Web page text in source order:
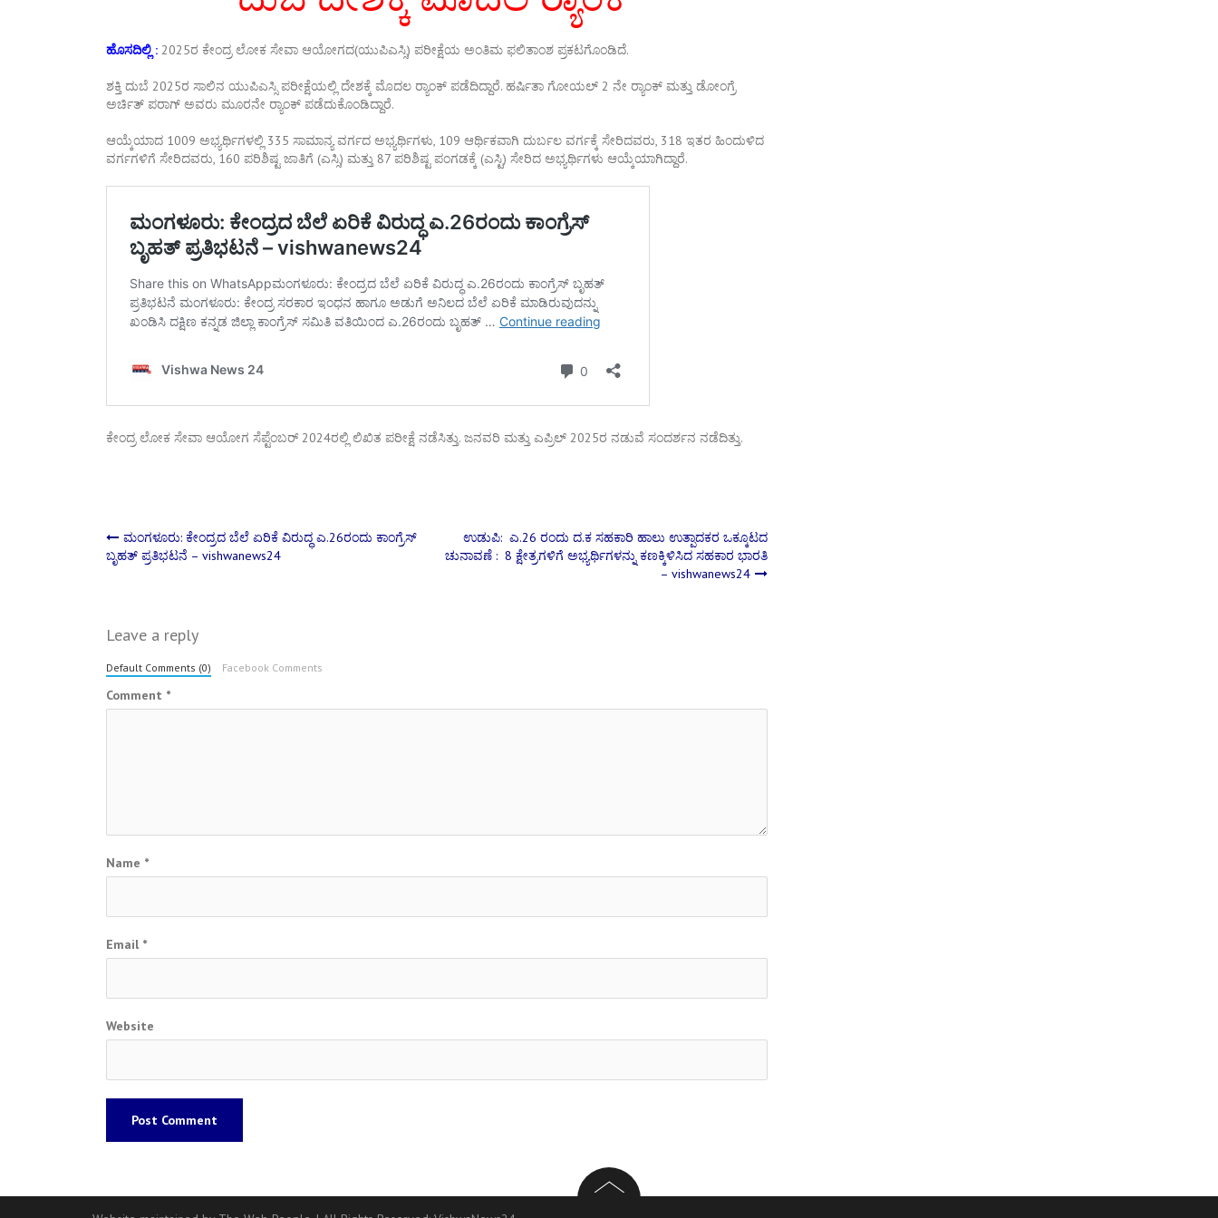
ಹೊಸದಿಲ್ಲಿ : 2025ರ ಕೇಂದ್ರ ಲೋಕ ಸೇವಾ ಆಯೋಗದ(ಯುಪಿಎಸ್ಸಿ) ಪರೀಕ್ಷೆಯ ಅಂತಿಮ ಫಲಿತಾಂಶ ಪ್ರಕಟಗೊಂಡಿದೆ.
ಶಕ್ತಿ ದುಬೆ 2025ರ ಸಾಲಿನ ಯುಪಿಎಸ್ಸಿ ಪರೀಕ್ಷೆಯಲ್ಲಿ ದೇಶಕ್ಕೆ ಮೊದಲ ರ‍್ಯಾಂಕ್ ಪಡೆದಿದ್ದಾರೆ. ಹರ್ಷಿತಾ ಗೋಯಲ್ 2 ನೇ ರ‍್ಯಾಂಕ್ ಮತ್ತು ಡೋಂಗ್ರೆ
ಅರ್ಚಿತ್ ಪರಾಗ್ ಅವರು ಮೂರನೇ ರ‍್ಯಾಂಕ್ ಪಡೆದುಕೊಂಡಿದ್ದಾರೆ.
ಆಯ್ಕೆಯಾದ 1009 ಅಭ್ಯರ್ಥಿಗಳಲ್ಲಿ 335 ಸಾಮಾನ್ಯ ವರ್ಗದ ಅಭ್ಯರ್ಥಿಗಳು, 109 ಆರ್ಥಿಕವಾಗಿ ದುರ್ಬಲ ವರ್ಗಕ್ಕೆ ಸೇರಿದವರು, 318 ಇತರ ಹಿಂದುಳಿದ
ವರ್ಗಗಳಿಗೆ ಸೇರಿದವರು, 160 ಪರಿಶಿಷ್ಟ ಜಾತಿಗೆ (ಎಸ್ಸಿ) ಮತ್ತು 87 ಪರಿಶಿಷ್ಟ ಪಂಗಡಕ್ಕೆ (ಎಸ್ಟಿ) ಸೇರಿದ ಅಭ್ಯರ್ಥಿಗಳು ಆಯ್ಕೆಯಾಗಿದ್ದಾರೆ.
ಕೇಂದ್ರ ಲೋಕ ಸೇವಾ ಆಯೋಗ ಸೆಪ್ಟೆಂಬರ್ 2024ರಲ್ಲಿ ಲಿಖಿತ ಪರೀಕ್ಷೆ ನಡೆಸಿತ್ತು. ಜನವರಿ ಮತ್ತು ಎಪ್ರಿಲ್ 2025ರ ನಡುವೆ ಸಂದರ್ಶನ ನಡೆದಿತ್ತು.
Post
ಮಂಗಳೂರು: ಕೇಂದ್ರದ ಬೆಲೆ ಏರಿಕೆ ವಿರುದ್ಧ ಎ.26ರಂದು ಕಾಂಗ್ರೆಸ್
ಬೃಹತ್ ಪ್ರತಿಭಟನೆ – vishwanews24
ಉಡುಪಿ: ಎ.26 ರಂದು ದ.ಕ ಸಹಕಾರಿ ಹಾಲು ಉತ್ಪಾದಕರ ಒಕ್ಕೂಟದ
ಚುನಾವಣೆ : 8 ಕ್ಷೇತ್ರಗಳಿಗೆ ಅಭ್ಯರ್ಥಿಗಳನ್ನು ಕಣಕ್ಕಿಳಿಸಿದ ಸಹಕಾರ ಭಾರತಿ
– vishwanews24
Leave a reply
Default Comments (0) Facebook Comments
Comment *
Name *
Email *
Website